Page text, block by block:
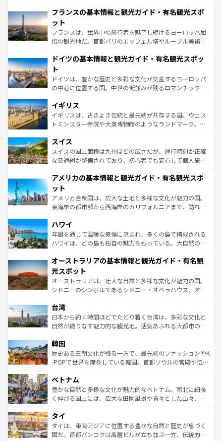
なお、新着のイタリア情報はコンテンツ一覧を参照してほ
しい。
文化が根付くこの国では、情熱的なフラメンコ、熱気あふ
れる闘牛、そして美味しいタパスが生活の一部となってい
る。首都マドリードの洗練された雰囲気や、バルセロナの
アートに溢れた街角から、地方では古代ローマ遺跡や中世
せる。地方によって風土や気候が異なるスペインはその個
ンテンツ一覧 を参照してほしい。
フランスの基本情報と観光ガイド・有名観光スポ
ット
フランスは、世界中の旅行者を魅了し続けるヨーロッパ屈
指の観光地だ。首都パリのエッフェル塔やルーブル美術館
で、幅広い魅力が詰まっている。華麗な宮殿、歴史的な大
聖堂、美しいビーチ、そして豊かな自然が、訪れる者を心
から魅了する。また、フランスは美食の国としても知ら
れ、フランス料理はユネスコ無形文化遺産にも登録されて
香り高いラベンダー畑など、多彩な楽しみ方が可能だ。さ
らに、パリ以外の地域にも魅力が溢れており、どの街角に
も豊かな歴史と文化が息づいている。パリ以外の個性あふ
を参照してほしい。
ドイツの基本情報と観光ガイド・有名観光スポッ
ト
ドイツは、豊かな歴史と多彩な文化が交差するヨーロッパ
の中心に位置する国。中世の街並みが残るロマンチック街
顔を持つこの国は、どこを歩いても飽きることがない。ベ
ルリンの文化的活気、バイエルン州のアルプスの絶景、そ
してライン川沿いのワイン畑といった風景は必見。ビール
は、お酒好きな人にはぜひ体験してほしい。 なお、新着の
ドイツ情報はコンテンツ一覧を参照してほしい。
イギリス
イギリスは、古きよき伝統と最先端が共存する国。ウェス
トミンスター寺院や大英博物館のようなランドマーク、歴
リアごとに異なる魅力がある。また、優雅なアフタヌーン
ティー、ビール好きにはたまらない英国パブ、サッカー観
戦など、本場だからこそできる体験も豊富。イギリスを旅
ンツ一覧を参照してほしい。
スイス
スイスの国土面積は九州ほどの広さだが、運行時刻が正確
な交通網が整備されており、初心者でも安心して個人旅行
の建物がそのまま残る町や、スイスならではのユニークな
博物館もあり、アルプス観光だけでなく町歩きも満喫する
ことができる。国民の所得が高いため物価も高いが、旅行
者向けの交通パス提供のサービスもあり、うまく活用すれ
着のスイス情報は
アメリカの基本情報と観光ガイド・有名観光スポ
ット
アメリカ合衆国は、広大な土地と多様な文化が魅力の国。
東海岸の都市部から西海岸のカリフォルニアまで、訪れる
のような巨大都市は、観光、ショッピング、エンターテイ
ンメントが詰まった刺激的なスポットだ。一方、アメリカ
西部には大自然が広がり、グランドキャニオンやイエロー
部のニューオーリンズでは、音楽と美食が融合した独特の
文化が魅力。旅行者はアメリカの各地域で異なる魅力を楽
しみながら、その多様性と豊かな歴史を感じることができ
るだろう。車でのロードトリップや列車の旅も、アメリカ
情報は
ハワイ
年間を通じて温暖な気候に恵まれ、多くの島で構成される
ハワイは、どの島も独自の魅力をもっている。大自然の神
ワイ島は見逃せない。また、定番の観光地といえばオアフ
島だが、静かな自然を求めるならマウイ島やカウアイ島が
おすすめ。エメラルドグリーンに輝く海をはじめ、豊かな
文化や歴史が息づいている。「アロハスピリット」と呼ば
人々、おいしいローカルフードやハワイアンミュージッ
ク、伝統的なフラダンスなど、すべてがハワイの魅力を彩
っている。訪れるたびに新しい発見と感動が待っているハ
はコンテンツ一覧
オーストラリアの基本情報と観光ガイド・有名観
光スポット
オーストラリアは、壮大な自然と多様な文化が魅力の国。
シドニーのシンボルであるシドニー・オペラハウス、オー
リアリーフや大陸中央部にそびえるウルル（エアーズロッ
ク）、タスマニアの美しい原生林やケアンズの熱帯雨林な
ど、見どころがたくさん。また、カフェやワイン、オージ
いる。アクティビティも充実しており、サーフィンやダイ
ビング、ハイキングなど、アウトドア好きにはたまらな
い。オーストラリアの多彩な魅力を存分に味わいつくそ
参照してほしい。
台湾
日本から約４時間ほどでたどり着く台湾は、多彩な文化と
自然が織りなす魅力的な観光地。活気あふれる大都市の台
ン）、静ひつな山岳地帯である台湾東部など、都市の喧騒
と山間の静けさが共存しており、訪れる人に新しい発見と
驚きをもたらしてくれる。また、奥深い台湾の食文化も魅
容にもいいと評判のスイーツなど、バラエティ豊かな料理
が味わえる。 なお、新着の台湾情報は コンテンツ一覧を参
照してほしい。
韓国
歴史ある王朝文化が残る一方で、最先端のファッションやK
-POPで世界を席巻している韓国。首都ソウルの宮殿や伝統
き、地方に足を延ばせば四季折々の自然美を楽しむことが
できる。そして、キムチや焼肉、絶品のストリートフード
まで、さまざまな韓国料理が待っている。夜には、韓国な
リティに包まれながら、韓国の多彩な魅力を心ゆくまで味
わってみてほしい。 なお、新着の韓国情報はコンテンツ一
覧を参照してほしい。
ベトナム
豊かな自然と多様な文化が魅力的なベトナム。南北に細長
く伸びる国土には、広大な田園風景や青々とした山々、世
急速な発展と共に伝統が息づく。ハノイの古い町並みやホ
ーチミン市のフランス統治時代の建物も、独特の雰囲気を
醸し出している。また、バラエティの豊かさとおいしさで
タイ
タイは、東南アジアに位置する豊かな自然と歴史が息づく
国だ。首都バンコクは高層ビルが立ち並ぶ一方、伝統的な